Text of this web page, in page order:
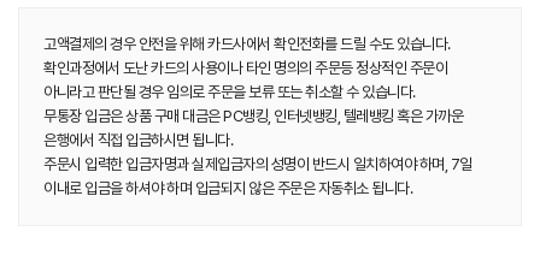
고액결제의 경우 안전을 위해 카드사에서 확인전화를 드릴 수도 있습니다.
확인과정에서 도난 카드의 사용이나 타인 명의의 주문등 정상적인 주문이
아니라고 판단될 경우 임의로 주문을 보류 또는 취소할 수 있습니다.
무통장 입금은 상품 구매 대금은 PC뱅킹, 인터넷뱅킹, 텔레뱅킹 혹은 가까운
은행에서 직접 입금하시면 됩니다.
주문시 입력한 입금자명과 실제입금자의 성명이 반드시 일치하여야 하며, 7일
이내로 입금을 하셔야 하며 입금되지 않은 주문은 자동취소 됩니다.